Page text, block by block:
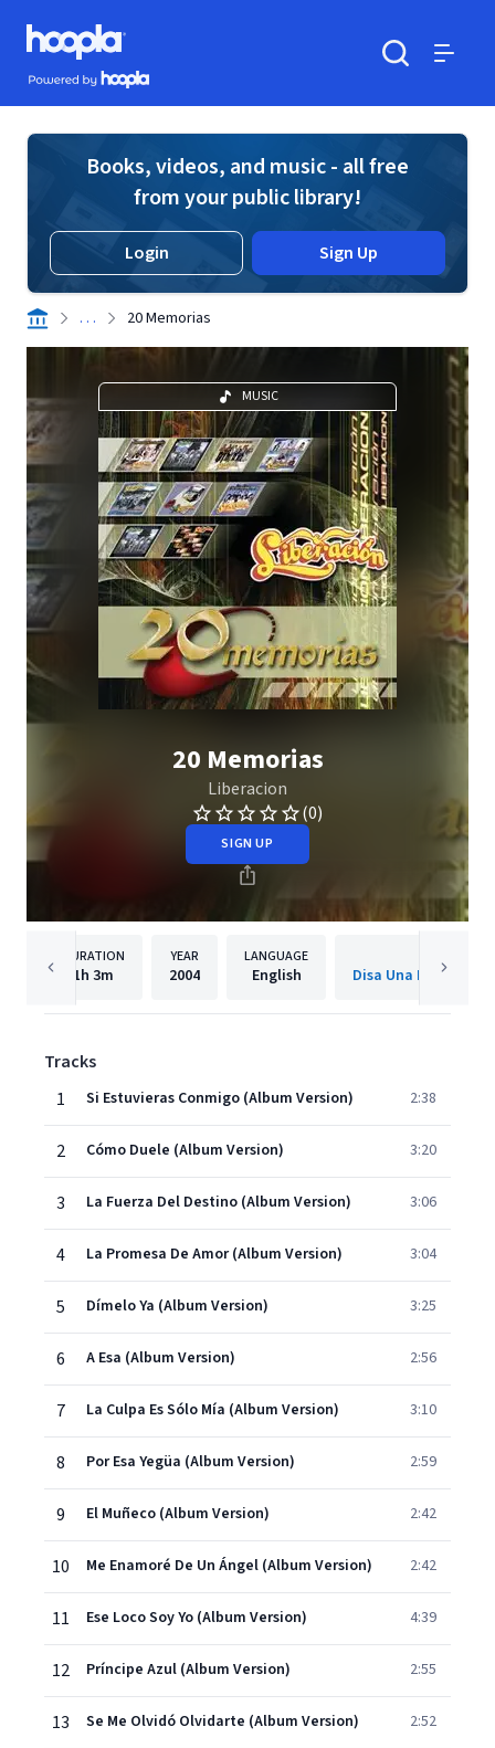
Skip to main content
Hoopla logo
Powered by Hoopla
Books, videos, and music - all free
from your public library!
Login Sign Up
. . . 20 Memorias
MUSIC
20 Memorias
Liberacion
(0)
SIGN UP
DURATION
1h 3m
YEAR
2004
LANGUAGE
English
Tracks
1
Si Estuvieras Conmigo (Album Version) 2:38
2 Cómo Duele (Album Version) 3:20
3 La Fuerza Del Destino (Album Version) 3:06
4 La Promesa De Amor (Album Version) 3:04
5 Dímelo Ya (Album Version) 3:25
6 A Esa (Album Version) 2:56
7 La Culpa Es Sólo Mía (Album Version) 3:10
8 Por Esa Yegüa (Album Version) 2:59
9 El Muñeco (Album Version) 2:42
10 Me Enamoré De Un Ángel (Album Version) 2:42
11 Ese Loco Soy Yo (Album Version) 4:39
12 Príncipe Azul (Album Version) 2:55
13 Se Me Olvidó Olvidarte (Album Version) 2:52